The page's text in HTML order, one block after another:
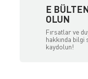
E
OLUN
Fırsatlar ve
hakkında
kaydolun!